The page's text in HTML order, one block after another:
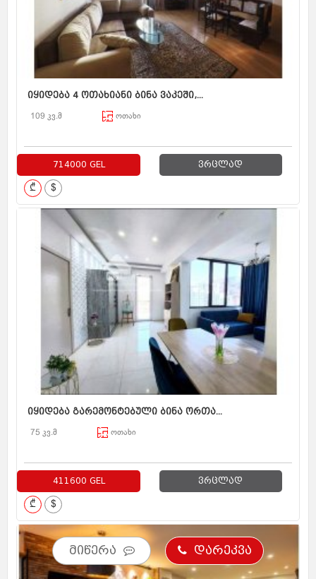
იყიდება 4 ოთახიანი ბინა ვაკეში,...
109 კვ.მ ოთახი
714000 GEL ვრცლად
₾ $
იყიდება გარემონტებული ბინა ორთა...
75 კვ.მ ოთახი
411600 GEL ვრცლად
₾ $
მიწერა დარეკვა